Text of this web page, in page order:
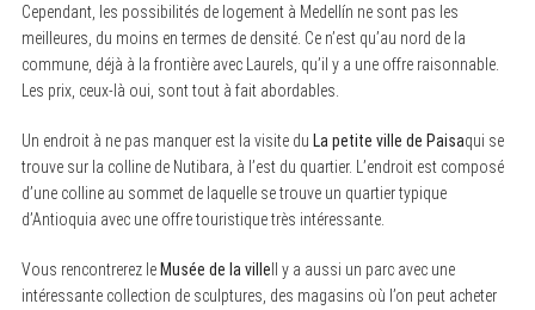
Cependant, les possibilités de logement à Medellín ne sont pas les
meilleures, du moins en termes de densité. Ce n’est qu’au nord de la
commune, déjà à la frontière avec Laurels, qu’il y a une offre raisonnable.
Les prix, ceux-là oui, sont tout à fait abordables.
Un endroit à ne pas manquer est la visite du La petite ville de Paisaqui se
trouve sur la colline de Nutibara, à l’est du quartier. L’endroit est composé
d’une colline au sommet de laquelle se trouve un quartier typique
d’Antioquia avec une offre touristique très intéressante.
Vous rencontrerez le Musée de la ville Il y a aussi un parc avec une
intéressante collection de sculptures, des magasins où l’on peut acheter